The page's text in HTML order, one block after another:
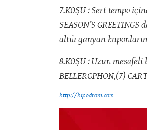
7.KOŞU : Sert tempo
SEASON’S
altılı ganyan
8.KOŞU : Uzun
BELLEROPHON,(7)
http://hipodrom.com